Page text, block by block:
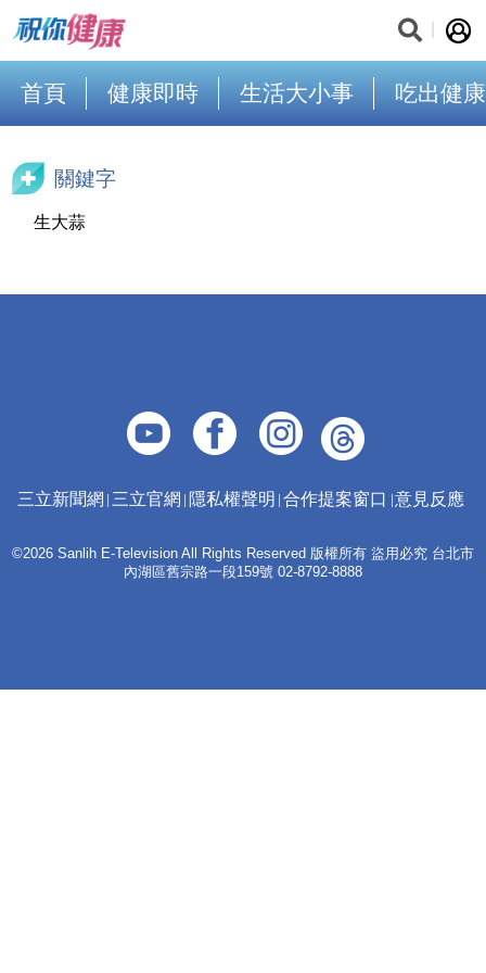
首頁 健康即時 生活大小事 吃出健康
關鍵字
生大蒜
三立新聞網 三立官網 隱私權聲明 合作提案窗口 意見反應
©2026 Sanlih E-Television All Rights Reserved 版權所有 盜用必究 台北市
內湖區舊宗路一段159號 02-8792-8888